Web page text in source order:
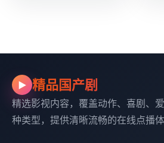
▶ 精品国产剧
精选影视内容，覆盖动作、喜剧、
种类型，提供清晰流畅的在线点播体